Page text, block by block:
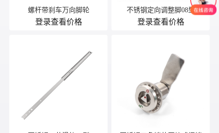
螺杆带刹车万向脚轮
登录查看价格
不锈钢定向调整脚08型
登录查看价格